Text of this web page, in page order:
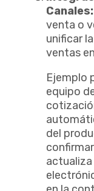
Canales:
venta o
unificar
ventas
Ejemplo
equipo
del